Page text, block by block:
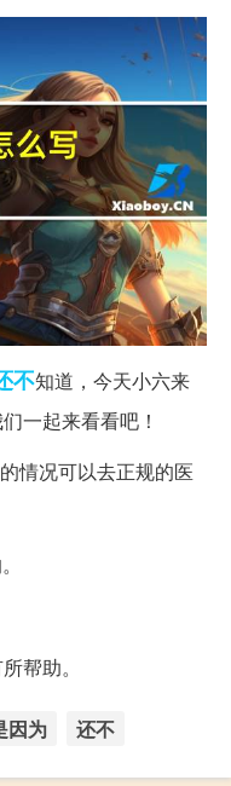
不知道，今天小六来
一起来看看吧！
情况可以去正规的医
帮助。
因为 还不